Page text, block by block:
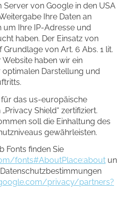
von Google in den USA
Ihre Daten an
um Ihre IP-Adresse und
haben. Der Einsatz von
von Art. 6 Abs. 1 lit.
Website haben wir ein
Darstellung und
das us-europäische
Shield“ zertifiziert.
soll die Einhaltung des
gewährleisten.
Fonts finden Sie
fonts#AboutPlace:about
privacy/partners?